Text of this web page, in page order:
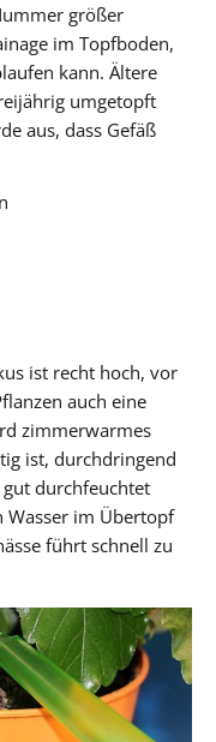
größer
im Topfboden,
kann. Ältere
umgetopft
aus, dass Gefäß
ist recht hoch, vor
auch eine
zimmerwarmes
ist, durchdringend
gut durchfeuchtet
Wasser im Übertopf
führt schnell zu